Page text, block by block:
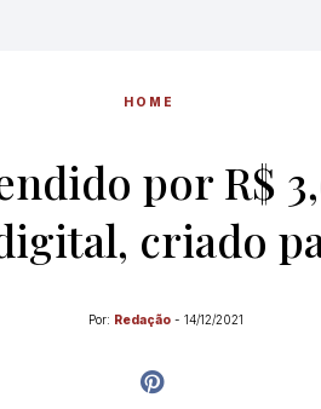
HOME
por R$
criado
Por: Redação - 14/12/2021